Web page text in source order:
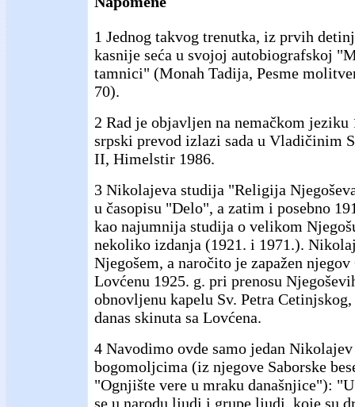
1 Jednog takvog trenutka, iz prvih
kasnije seća u svojoj autobiografskoj
tamnici" (Monah Tadija, Pesme
70).
2 Rad je objavljen na nemačkom jeziku
srpski prevod izlazi sada u Vladičinim
II, Himelstir 1986.
3 Nikolajeva studija "Religija
u časopisu "Delo", a zatim i posebno
kao najumnija studija o velikom
nekoliko izdanja (1921. i 1971.).
Njegošem, a naročito je zapažen
Lovćenu 1925. g. pri prenosu
obnovljenu kapelu Sv. Petra
danas skinuta sa Lovćena.
4 Navodimo ovde samo jedan
bogomoljcima (iz njegove Saborske
"Ognjište vere u mraku današnjice"):
se u narodu ljudi i grupe ljudi, koje su